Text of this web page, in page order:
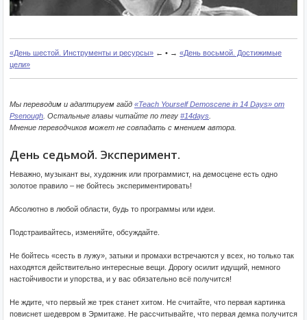
«День шестой. Инструменты и ресурсы» ← • → «День восьмой. Достижимые
цели»
Мы переводим и адаптируем гайд «Teach Yourself Demoscene in 14 Days» от
Psenough . Остальные главы читайте по тегу #14days
Мнение переводчиков может не совпадать с мнением автора.
День седьмой. Эксперимент.
Неважно, музыкант вы, художник или программист, на демосцене есть одно
золотое правило – не бойтесь экспериментировать!
Абсолютно в любой области, будь то программы или идеи.
Подстраивайтесь, изменяйте, обсуждайте.
Не бойтесь «сесть в лужу», затыки и промахи встречаются у всех, но только так
находятся действительно интересные вещи. Дорогу осилит идущий, немного
настойчивости и упорства, и у вас обязательно всё получится!
Не ждите, что первый же трек станет хитом. Не считайте, что первая картинка
повиснет шедевром в Эрмитаже. Не рассчитывайте, что первая демка получится